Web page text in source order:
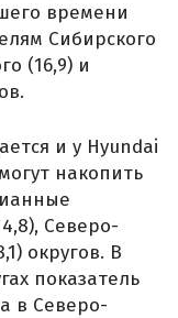
времени
Сибирского
(16,9) и
и у Hyundai
накопить
Северо-
округов. В
показатель
в Северо-